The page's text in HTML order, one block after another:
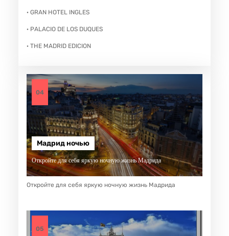
· GRAN HOTEL INGLES
· PALACIO DE LOS DUQUES
· THE MADRID EDICION
04
Мадрид ночью
Откройте для себя яркую ночную жизнь Мадрида
Откройте для себя яркую ночную жизнь Мадрида
05